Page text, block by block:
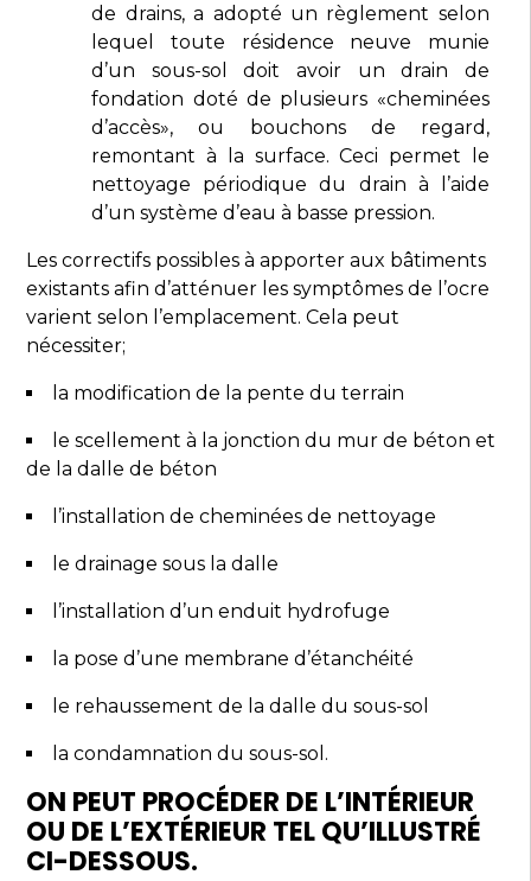
de drains, a adopté un règlement selon
lequel toute résidence neuve munie
d’un sous-sol doit avoir un drain de
fondation doté de plusieurs «cheminées
d’accès», ou bouchons de regard,
remontant à la surface. Ceci permet le
nettoyage périodique du drain à l’aide
d’un système d’eau à basse pression.
Les correctifs possibles à apporter aux bâtiments
existants afin d’atténuer les symptômes de l’ocre
varient selon l’emplacement. Cela peut
nécessiter;
la modification de la pente du terrain
le scellement à la jonction du mur de béton et
de la dalle de béton
l’installation de cheminées de nettoyage
le drainage sous la dalle
l’installation d’un enduit hydrofuge
la pose d’une membrane d’étanchéité
le rehaussement de la dalle du sous-sol
la condamnation du sous-sol.
ON PEUT PROCÉDER DE L’INTÉRIEUR
OU DE L’EXTÉRIEUR TEL QU’ILLUSTRÉ
CI-DESSOUS.